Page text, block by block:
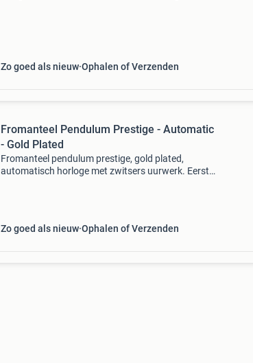
Zo goed als nieuw Ophalen of Verzenden
Fromanteel Pendulum Prestige - Automatic
- Gold Plated
Fromanteel pendulum prestige, gold plated,
automatisch horloge met zwitsers uurwerk. Eerste
Zo goed als nieuw Ophalen of Verzenden